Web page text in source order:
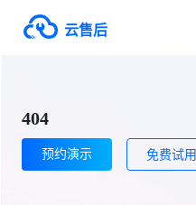
云售后
404
预约演示 免费试用